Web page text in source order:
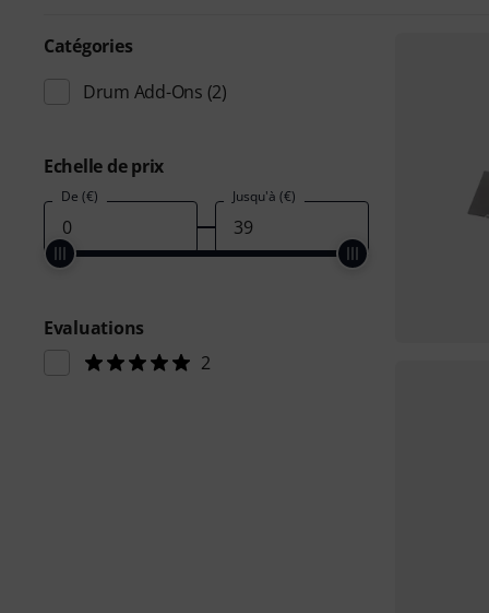
Catégories
Drum Add-Ons (2)
Echelle de prix
De (€) Jusqu'à (€)
Evaluations
2